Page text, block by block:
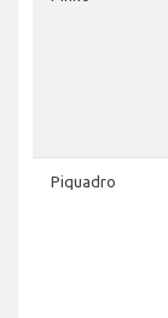
Piquadro